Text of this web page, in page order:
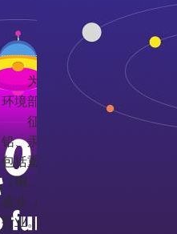
为深入打好污染防治攻坚战
环境部组织起草了《关于进一
征求意见稿提出进一步强化
铅、汞、镉、铬、砷和铊，其
包括重有色金属矿（含伴生矿
（铜、铅锌、镍钴、锡、锑和
造业（电石法聚氯乙烯制造、
行业。重点区域。依据环境质